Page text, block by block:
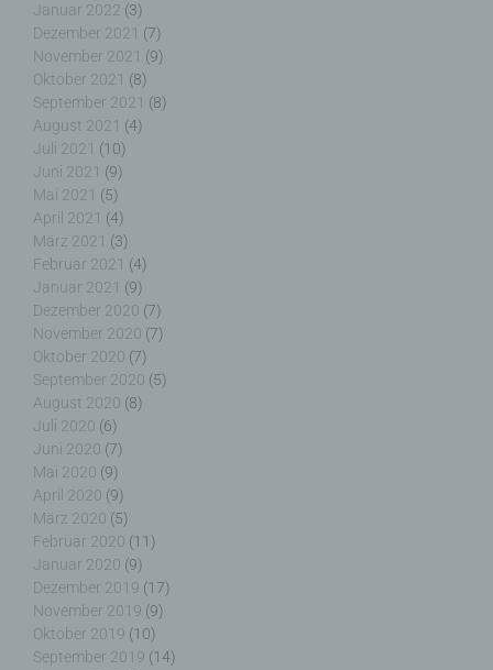
Januar 2022 (3)
Dezember 2021 (7)
November 2021 (9)
Oktober 2021 (8)
September 2021 (8)
August 2021 (4)
Juli 2021 (10)
Juni 2021 (9)
Mai 2021 (5)
April 2021 (4)
März 2021 (3)
Februar 2021 (4)
Januar 2021 (9)
Dezember 2020 (7)
November 2020 (7)
Oktober 2020 (7)
September 2020 (5)
August 2020 (8)
Juli 2020 (6)
Juni 2020 (7)
Mai 2020 (9)
April 2020 (9)
März 2020 (5)
Februar 2020 (11)
Januar 2020 (9)
Dezember 2019 (17)
November 2019 (9)
Oktober 2019 (10)
September 2019 (14)
Die Internetseiten verwenden teilweise so
genannte Cookies, LocalStorage und
SessionStorage. Dies dient dazu, unser Angebot
nutzerfreundlicher, effektiver und sicherer zu
machen. Local Storage und SessionStorage ist
eine Technologie, mit welcher ihr Browser Daten
auf Ihrem Computer oder mobilen Gerät
abspeichert. Cookies sind Textdateien, welche
über einen Internetbrowser auf einem
Computersystem abgelegt und gespeichert
werden. Sie können die Verwendung von Cookies,
LocalStorage und SessionStorage durch
entsprechende Einstellung in Ihrem Browser
verhindern.
Zahlreiche Internetseiten und Server verwenden
Cookies. Viele Cookies enthalten eine sogenannte
Cookie-ID. Eine Cookie-ID ist eine eindeutige
Kennung des Cookies. Sie besteht aus einer
Zeichenfolge, durch welche Internetseiten und
Server dem konkreten Internetbrowser zugeordnet
werden können, in dem das Cookie gespeichert
wurde. Dies ermöglicht es den besuchten
Internetseiten und Servern, den individuellen
Browser der betroffenen Person von anderen
Internetbrowsern, die andere Cookies enthalten,
zu unterscheiden. Ein bestimmter Internetbrowser
kann über die eindeutige Cookie-ID wiedererkannt
und identifiziert werden.